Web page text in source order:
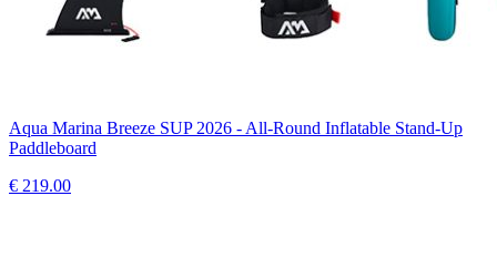
Aqua Marina Breeze SUP 2026 - All-Round Inflatable Stand-Up
Paddleboard
€ 219.00